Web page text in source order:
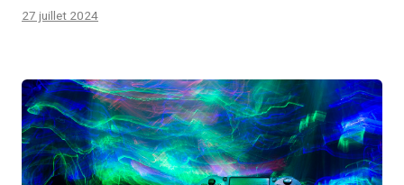
27 juillet 2024